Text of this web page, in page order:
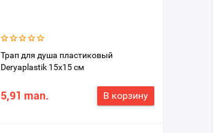
Трап для душа пластиковый
Deryaplastik 15x15 см
5,91 man. В корзину